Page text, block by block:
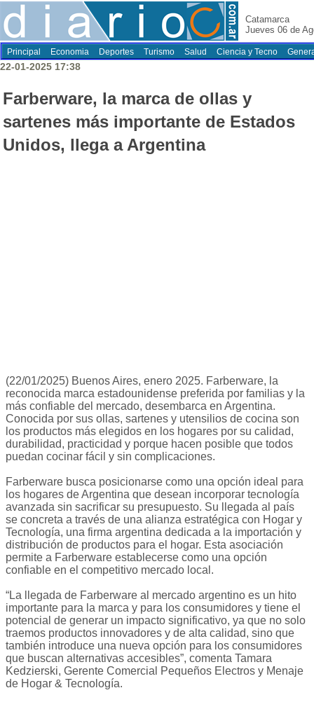
Catamarca
Jueves 06 de
Principal Economia Deportes Turismo Salud Ciencia y Tecno
22-01-2025 17:38
Farberware, la marca de ollas y
sartenes más importante de Estados
Unidos, llega a Argentina
(22/01/2025) Buenos Aires, enero 2025. Farberware, la
reconocida marca estadounidense preferida por familias y la
más confiable del mercado, desembarca en Argentina.
Conocida por sus ollas, sartenes y utensilios de cocina son
los productos más elegidos en los hogares por su calidad,
durabilidad, practicidad y porque hacen posible que todos
puedan cocinar fácil y sin complicaciones.
Farberware busca posicionarse como una opción ideal para
los hogares de Argentina que desean incorporar tecnología
avanzada sin sacrificar su presupuesto. Su llegada al país
se concreta a través de una alianza estratégica con Hogar y
Tecnología, una firma argentina dedicada a la importación y
distribución de productos para el hogar. Esta asociación
permite a Farberware establecerse como una opción
confiable en el competitivo mercado local.
“La llegada de Farberware al mercado argentino es un hito
importante para la marca y para los consumidores y tiene el
potencial de generar un impacto significativo, ya que no solo
traemos productos innovadores y de alta calidad, sino que
también introduce una nueva opción para los consumidores
que buscan alternativas accesibles”, comenta Tamara
Kedzierski, Gerente Comercial Pequeños Electros y Menaje
de Hogar & Tecnología.